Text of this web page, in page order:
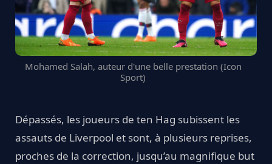
Mohamed Salah, auteur d'une belle prestation (Icon
Sport)
Dépassés, les joueurs de ten Hag subissent les
assauts de Liverpool et sont, à plusieurs reprises,
proches de la correction, jusqu’au magnifique but